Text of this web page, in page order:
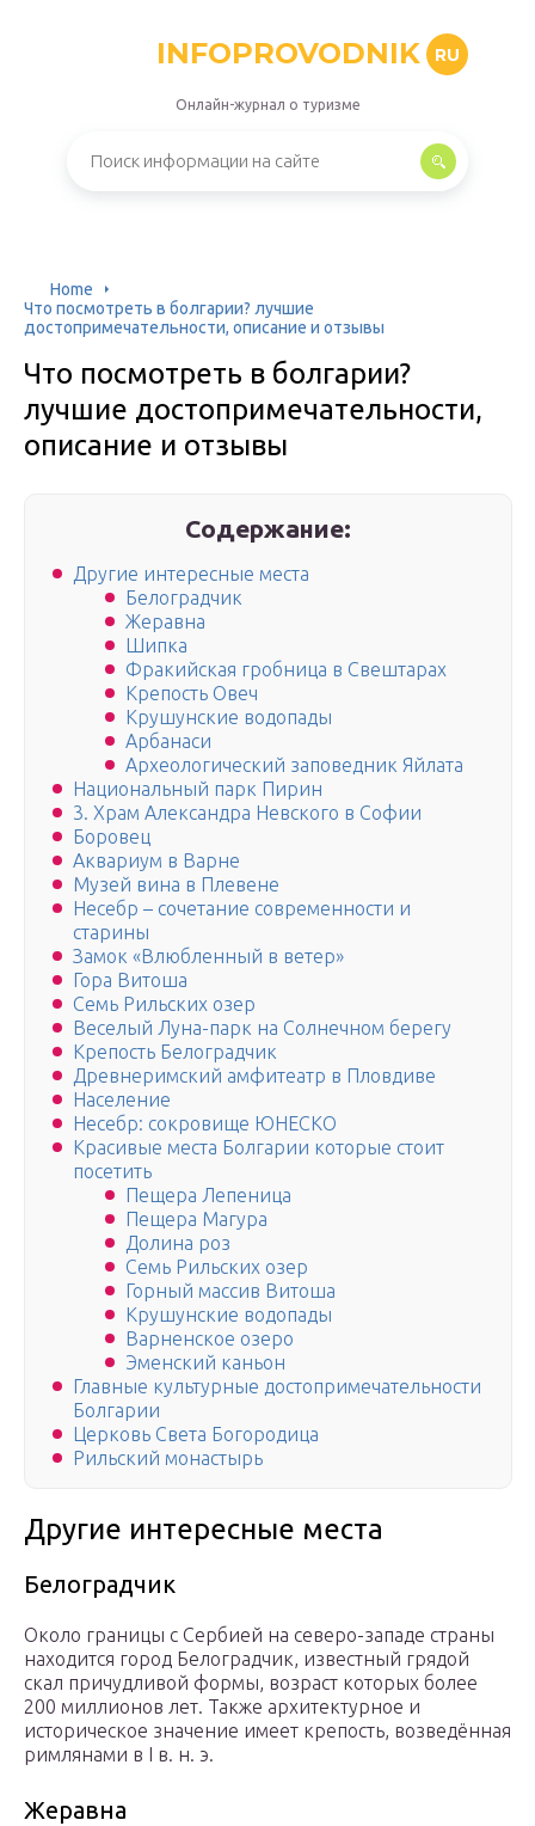
INFOPROVODNIK RU
Онлайн-журнал о туризме
Home
Что посмотреть в болгарии? лучшие
достопримечательности, описание и отзывы
Что посмотреть в болгарии?
лучшие достопримечательности,
описание и отзывы
Содержание:
Другие интересные места
Белоградчик
Жеравна
Шипка
Фракийская гробница в Свештарах
Крепость Овеч
Крушунские водопады
Арбанаси
Археологический заповедник Яйлата
Национальный парк Пирин
3. Храм Александра Невского в Софии
Боровец
Аквариум в Варне
Музей вина в Плевене
Несебр – сочетание современности и
старины
Замок «Влюбленный в ветер»
Гора Витоша
Семь Рильских озер
Веселый Луна-парк на Солнечном берегу
Крепость Белоградчик
Древнеримский амфитеатр в Пловдиве
Население
Несебр: сокровище ЮНЕСКО
Красивые места Болгарии которые стоит
посетить
Пещера Лепеница
Пещера Магура
Долина роз
Семь Рильских озер
Горный массив Витоша
Крушунские водопады
Варненское озеро
Эменский каньон
Главные культурные достопримечательности
Болгарии
Церковь Света Богородица
Рильский монастырь
Другие интересные места
Белоградчик
Около границы с Сербией на северо-западе страны
находится город Белоградчик, известный грядой
скал причудливой формы, возраст которых более
200 миллионов лет. Также архитектурное и
историческое значение имеет крепость, возведённая
римлянами в I в. н. э.
Жеравна